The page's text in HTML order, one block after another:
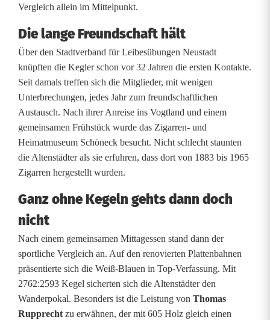
u
r
u
n
t
e
r
e
i
n
e
n
H
u
Vergleich allein im Mittelpunkt.
Die lange Freundschaft hält
Über den Stadtverband für Leibesübungen Neustadt
knüpften die Kegler schon vor 32 Jahren die ersten Kontakte.
Seit damals treffen sich die Mitglieder, mit wenigen
Unterbrechungen, jedes Jahr zum freundschaftlichen
Austausch. Nach ihrer Anreise ins Vogtland und einem
gemeinsamen Frühstück wurde das Zigarren- und
Heimatmuseum Schöneck besucht. Nicht schlecht staunten
die Altenstädter als sie erfuhren, dass dort von 1883 bis 1965
Zigarren hergestellt wurden.
Ganz ohne Kegeln gehts dann doch
nicht
Nach einem gemeinsamen Mittagessen stand dann der
sportliche Vergleich an. Auf den renovierten Plattenbahnen
präsentierte sich die Weiß-Blauen in Top-Verfassung. Mit
2762:2593 Kegel sicherten sich die Altenstädter den
Wanderpokal. Besonders ist die Leistung von Thomas
Rupprecht zu erwähnen, der mit 605 Holz gleich einen